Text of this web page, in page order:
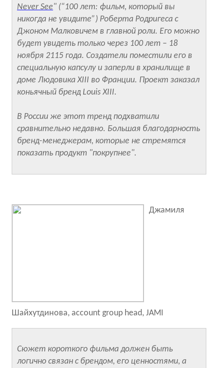
Never See" (“100 лет: фильм, который вы
никогда не увидите”) Роберта Родригеса с
Джоном Малковичем в главной роли. Его можно
будет увидеть только через 100 лет – 18
ноября 2115 года. Создатели поместили его в
специальную капсулу и заперли в хранилище в
доме Людовика XIII во Франции. Проект заказал
коньячный бренд Louis XIII.
В России же этот тренд подхватили
сравнительно недавно. Большая благодарность
бренд-менеджерам, которые не стремятся
показать продукт "покрупнее".
Джамиля
Шайхутдинова, account group head, JAMI
Сюжет короткого фильма должен быть
логично связан с брендом, его ценностями, а